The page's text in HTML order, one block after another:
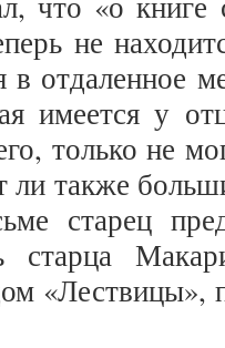
не
в отдаленное
имеется у
только не
ли также
старец
старца